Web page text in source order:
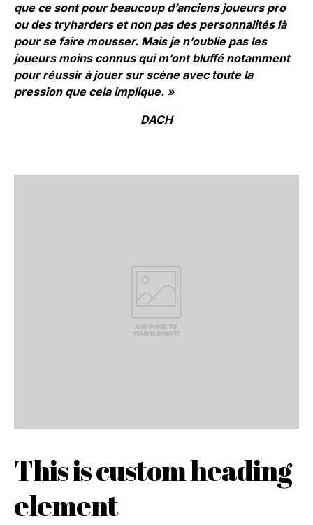
que ce sont pour beaucoup d’anciens joueurs pro
ou des tryharders et non pas des personnalités là
pour se faire mousser. Mais je n’oublie pas les
joueurs moins connus qui m’ont bluffé notamment
pour réussir à jouer sur scène avec toute la
pression que cela implique. »
DACH
This is custom heading
element